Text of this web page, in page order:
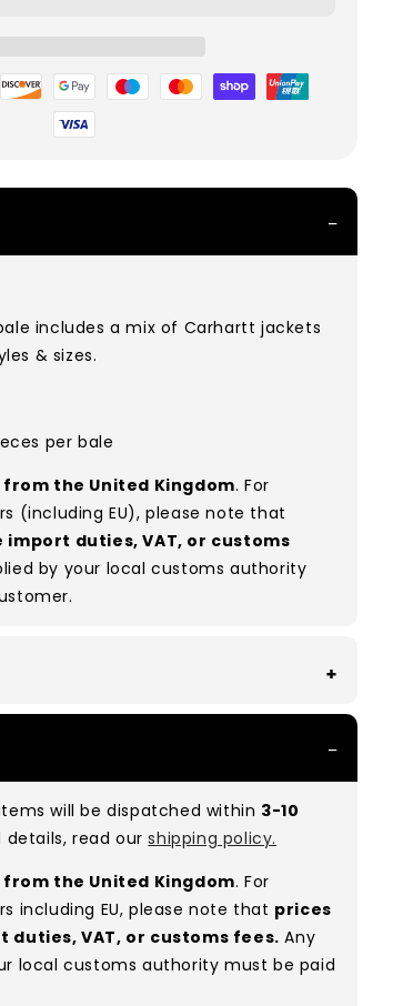
includes a mix of Carhartt jackets
& sizes.
per bale
the United Kingdom. For
(including EU), please note that
duties, VAT, or customs
by your local customs authority
great and good condition. Some will
will show signs of wear. There is
A and Grade B items included in
of used/vintage clothing.
(approx.)
will be dispatched within 3-10
details, read ourshipping policy.
the United Kingdom. For
including EU, please note that prices
duties, VAT, or customs fees. Any
local customs authority must be paid